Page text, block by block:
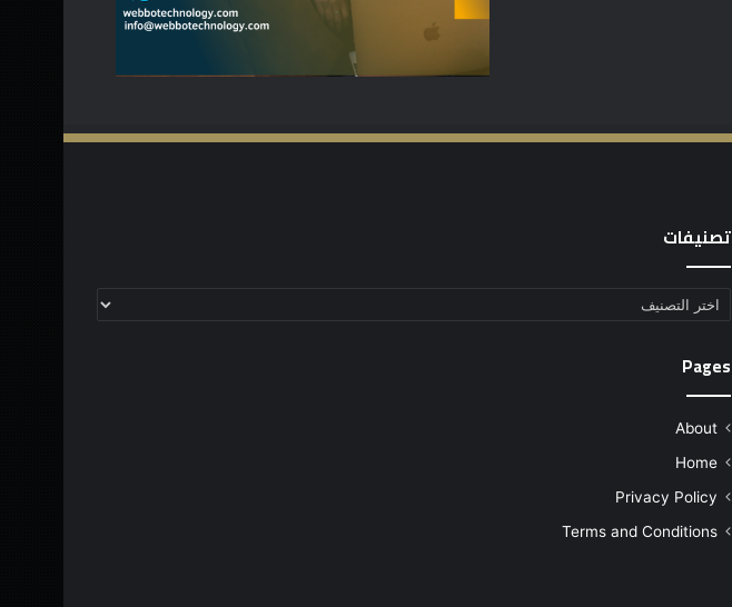
تصنيفات
تصنيفات
Pages
About
Home
Privacy Policy
Terms and Conditions